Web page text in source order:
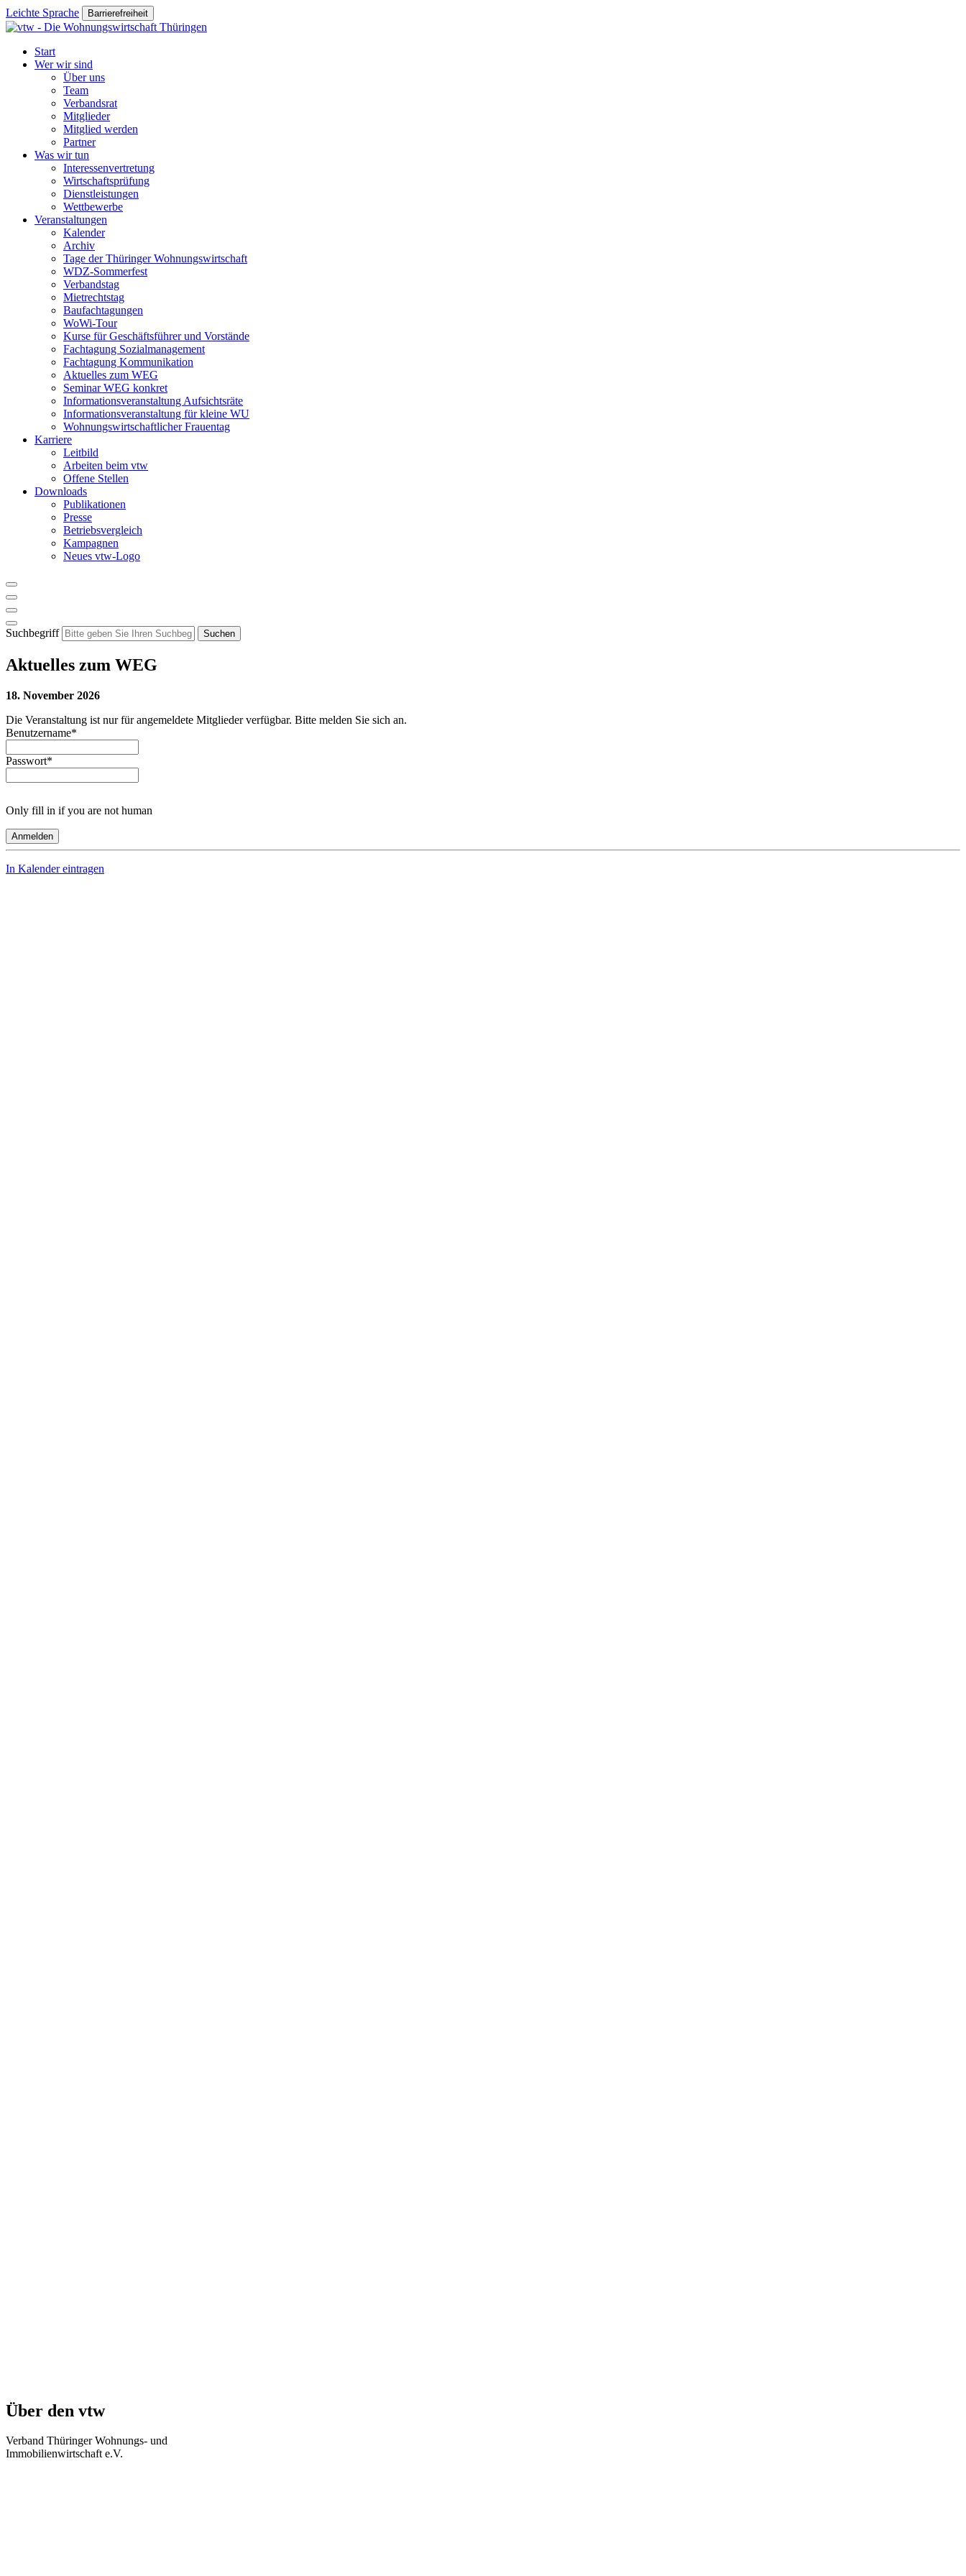
Leichte Sprache Barrierefreiheit
Start
Wer wir sind
Über uns
Team
Verbandsrat
Mitglieder
Mitglied werden
Partner
Was wir tun
Interessenvertretung
Wirtschaftsprüfung
Dienstleistungen
Wettbewerbe
Veranstaltungen
Kalender
Archiv
Tage der Thüringer Wohnungswirtschaft
WDZ-Sommerfest
Verbandstag
Mietrechtstag
Baufachtagungen
WoWi-Tour
Kurse für Geschäftsführer und Vorstände
Fachtagung Sozialmanagement
Fachtagung Kommunikation
Aktuelles zum WEG
Seminar WEG konkret
Informationsveranstaltung Aufsichtsräte
Informationsveranstaltung für kleine WU
Wohnungswirtschaftlicher Frauentag
Karriere
Leitbild
Arbeiten beim vtw
Offene Stellen
Downloads
Publikationen
Presse
Betriebsvergleich
Kampagnen
Neues vtw-Logo
Suchbegriff Suchen
Aktuelles zum WEG
18. November 2026
Die Veranstaltung ist nur für angemeldete Mitglieder verfügbar. Bitte melden Sie sich an.
Benutzername*
Passwort*
Only fill in if you are not human
In Kalender eintragen
Über den vtw
Verband Thüringer Wohnungs- und
Immobilienwirtschaft e.V.